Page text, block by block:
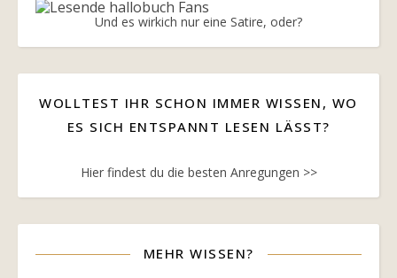
Und es wirkich nur eine Satire, oder?
WOLLTEST IHR SCHON IMMER WISSEN, WO
ES SICH ENTSPANNT LESEN LÄSST?
Hier findest du die besten Anregungen >>
MEHR WISSEN?